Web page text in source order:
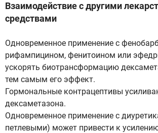
Взаимодействие с другими
средствами
Одновременное применение с
рифампицином, фенитоином или
ускорять биотрансформацию
тем самым его эффект.
Гормональные контрацептивы
дексаметазона.
Одновременное применение с
петлевыми) может привести к